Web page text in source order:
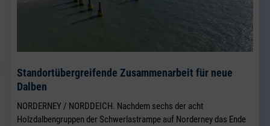
Standortübergreifende Zusammenarbeit für neue
Dalben
NORDERNEY / NORDDEICH. Nachdem sechs der acht
Holzdalbengruppen der Schwerlastrampe auf Norderney das Ende